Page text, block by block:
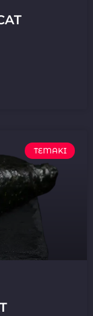
TEMAKI